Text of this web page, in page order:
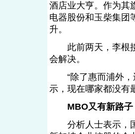
酒店业大亨。作为其
电器股份和玉柴集团
升。
此前两天，李根接
会解决。
“除了惠而浦外，
示，现在哪家都没有
MBO又有新路子
分析人士表示，国